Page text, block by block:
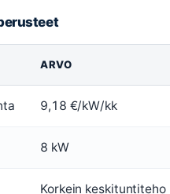
ARVO
9,18 €/kW/kk
8 kW
Korkein keskituntiteho